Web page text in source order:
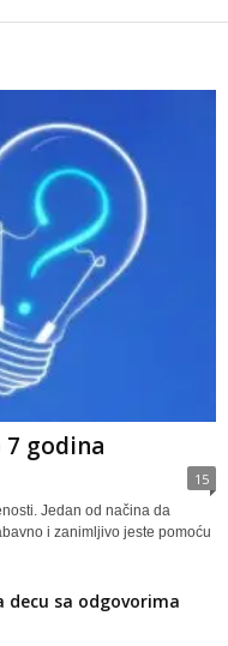
7 godina
15
Jedan od načina da
i zanimljivo jeste pomoću
decu sa odgovorima